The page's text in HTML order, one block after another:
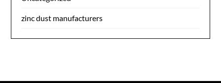
zinc dust manufacturers